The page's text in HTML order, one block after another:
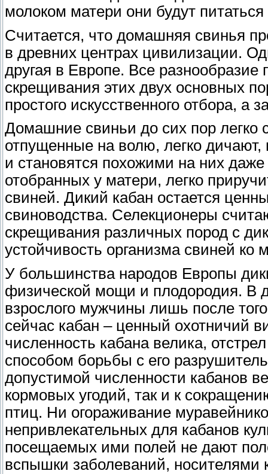
молоком матери они будут
Считается, что домашняя свинья
в древних центрах цивилизации.
другая в Европе. Все разнообразие
скрещивания этих двух основных
простого искусственного отбора,
Домашние свиньи до сих пор легко
отпущенные на волю, легко
и становятся похожими на них
отобранных у матери, легко
свиней. Дикий кабан остается
свиноводства. Селекционеры
скрещивания различных пород с
устойчивость организма свиней ко
У большинства народов Европы
физической мощи и плодородия. В
взрослого мужчины лишь после
сейчас кабан – ценный охотничий
численность кабана велика,
способом борьбы с его
допустимой численности кабанов
кормовых угодий, так и к
птиц. Ни огораживание
непривлекательных для кабанов
посещаемых ими полей не дают
вспышки заболеваний, носителями